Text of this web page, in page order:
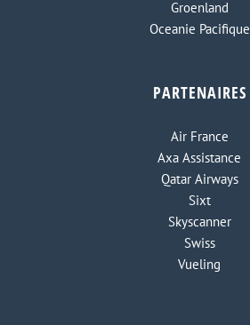
Groenland
Oceanie Pacifique
PARTENAIRES
Air France
Axa Assistance
Qatar Airways
Sixt
Skyscanner
Swiss
Vueling